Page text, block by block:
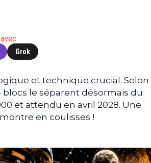
:
Grok
et technique crucial. Selon
le séparent désormais du
et attendu en avril 2028. Une
en coulisses !